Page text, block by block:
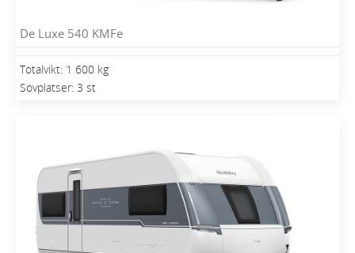
De Luxe 540 KMFe
Totalvikt: 1 600 kg
Sovplatser: 3 st